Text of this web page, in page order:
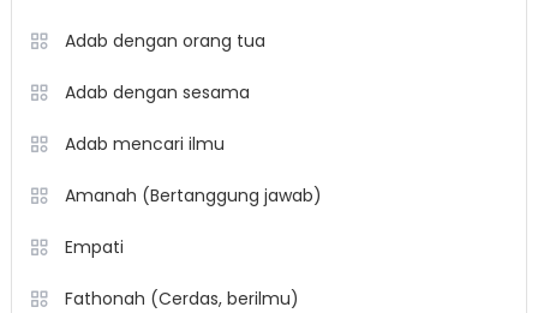
Adab dengan orang tua
Adab dengan sesama
Adab mencari ilmu
Amanah (Bertanggung jawab)
Empati
Fathonah (Cerdas, berilmu)